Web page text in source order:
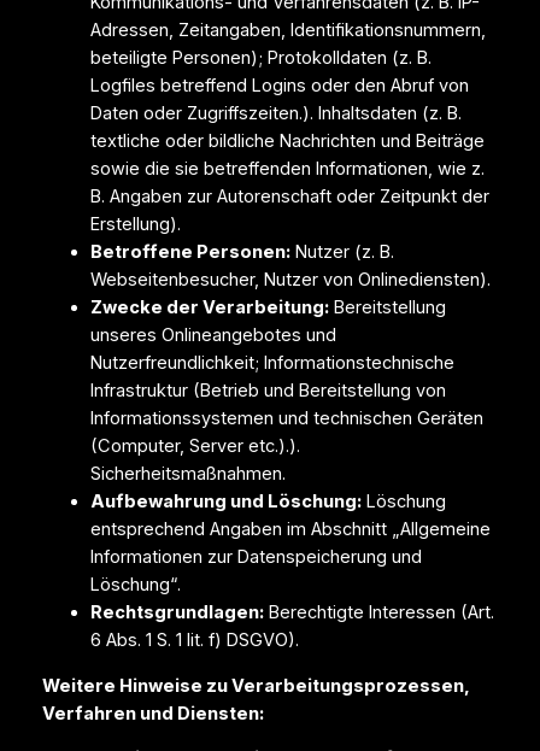
Adressen, Zeitangaben, Identifikationsnummern,
beteiligte Personen); Protokolldaten (z. B.
Logfiles betreffend Logins oder den Abruf von
Daten oder Zugriffszeiten.). Inhaltsdaten (z. B.
textliche oder bildliche Nachrichten und Beiträge
sowie die sie betreffenden Informationen, wie z.
B. Angaben zur Autorenschaft oder Zeitpunkt der
Erstellung).
Betroffene Personen:Nutzer (z. B.
Webseitenbesucher, Nutzer von Onlinediensten).
Zwecke der Verarbeitung:Bereitstellung
unseres Onlineangebotes und
Nutzerfreundlichkeit; Informationstechnische
Infrastruktur (Betrieb und Bereitstellung von
Informationssystemen und technischen Geräten
(Computer, Server etc.).).
Sicherheitsmaßnahmen.
Aufbewahrung und Löschung:Löschung
entsprechend Angaben im Abschnitt „Allgemeine
Informationen zur Datenspeicherung und
Löschung“.
Rechtsgrundlagen:Berechtigte Interessen (Art.
6 Abs. 1 S. 1 lit. f) DSGVO).
Weitere Hinweise zu Verarbeitungsprozessen,
Verfahren und Diensten: